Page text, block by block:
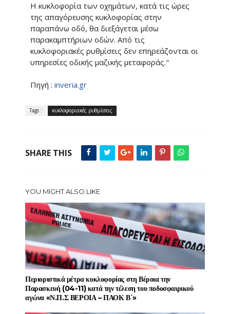
Η κυκλοφορία των οχημάτων, κατά τις ώρες
της απαγόρευσης κυκλοφορίας στην
παραπάνω οδό, θα διεξάγεται μέσω
παρακαμπτήριων οδών. Από τις
κυκλοφοριακές ρυθμίσεις δεν επηρεάζονται οι
υπηρεσίες οδικής μαζικής μεταφοράς."
Πηγή : inveria.gr
Tags : κυκλοφοριακές ρυθμίσεις
SHARE THIS
YOU MIGHT ALSO LIKE
Περιοριστικά μέτρα κυκλοφορίας στη Βέροια την
Παρασκευή (04-11) κατά την τέλεση του ποδοσφαιρικού
αγώνα «Ν.Π.Σ ΒΕΡΟΙΑ – ΠΑΟΚ Β΄»